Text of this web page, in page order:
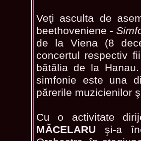
Veţi asculta de
beethoveniene -
de la Viena (8
concertul respectiv
bătălia de la
simfonie este una
părerile muzicienilor
Cu o activitate
MĂCELARU şi-a